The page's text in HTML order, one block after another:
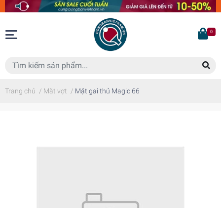
0
Trang chủ / Mặt vợt / Mặt gai thủ Magic 66